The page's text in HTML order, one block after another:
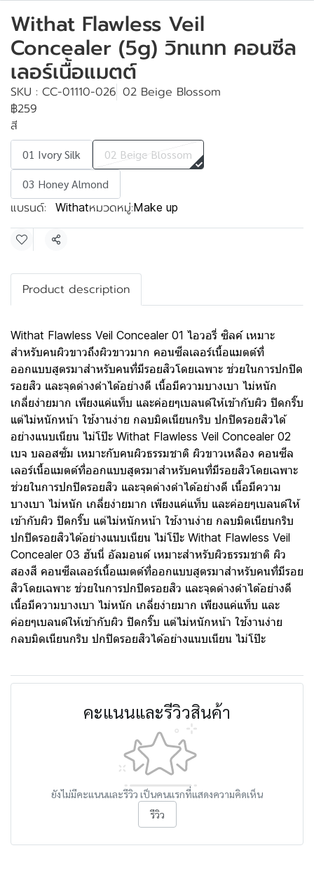
Withat Flawless Veil
Concealer (5g) วิทแทท คอนซีล
เลอร์เนื้อแมตต์
SKU : CC-01110-026 02 Beige Blossom
฿259
สี
01 Ivory Silk
02 Beige Blossom
03 Honey Almond
แบรนด์: Withatหมวดหมู่:Make up
แชร์
Product description
Withat Flawless Veil Concealer 01 ไอวอรี่ ซิลค์ เหมาะ
สำหรับคนผิวขาวถึงผิวขาวมาก คอนซีลเลอร์เนื้อแมตต์ที่
ออกแบบสูตรมาสำหรับคนที่มีรอยสิวโดยเฉพาะ ช่วยในการปกปิด
รอยสิว และจุดด่างดำได้อย่างดี เนื้อมีความบางเบา ไม่หนัก
เกลี่ยง่ายมาก เพียงแค่แท็บ และค่อยๆเบลนด์ให้เข้ากับผิว ปิดกริ๊บ
แต่ไม่หนักหน้า ใช้งานง่าย กลบมิดเนียนกริบ ปกปิดรอยสิวได้
อย่างแนบเนียน ไม่โป๊ะ Withat Flawless Veil Concealer 02
เบจ บลอสซั่ม เหมาะกับคนผิวธรรมชาติ ผิวขาวเหลือง คอนซีล
เลอร์เนื้อแมตต์ที่ออกแบบสูตรมาสำหรับคนที่มีรอยสิวโดยเฉพาะ
ช่วยในการปกปิดรอยสิว และจุดด่างดำได้อย่างดี เนื้อมีความ
บางเบา ไม่หนัก เกลี่ยง่ายมาก เพียงแค่แท็บ และค่อยๆเบลนด์ให้
เข้ากับผิว ปิดกริ๊บ แต่ไม่หนักหน้า ใช้งานง่าย กลบมิดเนียนกริบ
ปกปิดรอยสิวได้อย่างแนบเนียน ไม่โป๊ะ Withat Flawless Veil
Concealer 03 ฮันนี่ อัลมอนด์ เหมาะสำหรับผิวธรรมชาติ ผิว
สองสี คอนซีลเลอร์เนื้อแมตต์ที่ออกแบบสูตรมาสำหรับคนที่มีรอย
สิวโดยเฉพาะ ช่วยในการปกปิดรอยสิว และจุดด่างดำได้อย่างดี
เนื้อมีความบางเบา ไม่หนัก เกลี่ยง่ายมาก เพียงแค่แท็บ และ
ค่อยๆเบลนด์ให้เข้ากับผิว ปิดกริ๊บ แต่ไม่หนักหน้า ใช้งานง่าย
กลบมิดเนียนกริบ ปกปิดรอยสิวได้อย่างแนบเนียน ไม่โป๊ะ
คะแนนและรีวิวสินค้า
ยังไม่มีคะแนนและรีวิว เป็นคนแรกที่แสดงความคิดเห็น
รีวิว